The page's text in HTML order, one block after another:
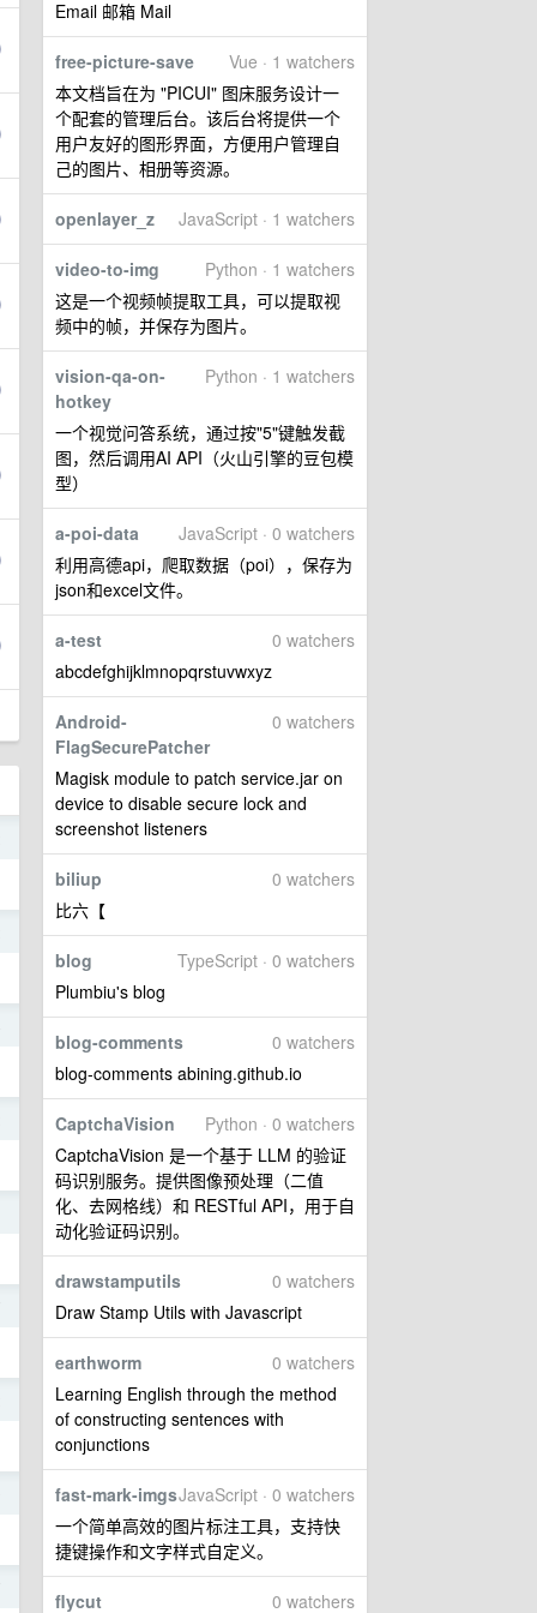
Email 邮箱 Mail
Vue · 1 watchers
free-picture-save
本文档旨在为 "PICUI" 图床服务设计一
个配套的管理后台。该后台将提供一个
用户友好的图形界面，方便用户管理自
己的图片、相册等资源。
JavaScript · 1 watchers
openlayer_z
Python · 1 watchers
video-to-img
这是一个视频帧提取工具，可以提取视
频中的帧，并保存为图片。
Python · 1 watchers
vision-qa-on-
hotkey
一个视觉问答系统，通过按"5"键触发截
图，然后调用AI API（火山引擎的豆包模
型）
JavaScript · 0 watchers
a-poi-data
利用高德api，爬取数据（poi），保存为
json和excel文件。
0 watchers
a-test
abcdefghijklmnopqrstuvwxyz
0 watchers
Android-
FlagSecurePatcher
Magisk module to patch service.jar on
device to disable secure lock and
screenshot listeners
0 watchers
biliup
比六【
TypeScript · 0 watchers
blog
Plumbiu's blog
0 watchers
blog-comments
blog-comments abining.github.io
Python · 0 watchers
CaptchaVision
CaptchaVision 是一个基于 LLM 的验证
码识别服务。提供图像预处理（二值
化、去网格线）和 RESTful API，用于自
动化验证码识别。
0 watchers
drawstamputils
Draw Stamp Utils with Javascript
0 watchers
earthworm
Learning English through the method
of constructing sentences with
conjunctions
JavaScript · 0 watchers
fast-mark-imgs
一个简单高效的图片标注工具，支持快
捷键操作和文字样式自定义。
0 watchers
flycut